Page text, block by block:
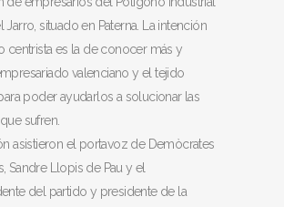
Jarro, situado en Paterna. La intención
centrista es la de conocer más y
valenciano y el tejido
poder ayudarlos a solucionar las
sufren.
asistieron el portavoz de Demòcrates
Sandre Llopis de Pau y el
del partido y presidente de la